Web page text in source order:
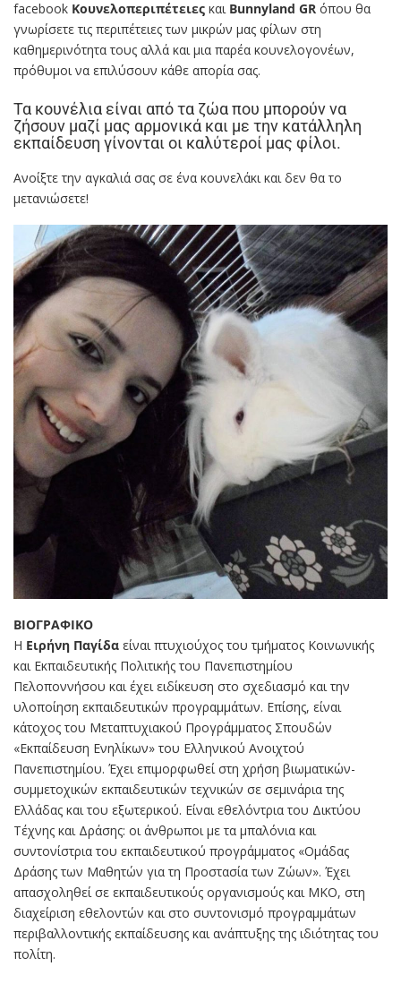
facebook Κουνελοπεριπέτειες και Βunnyland GR όπου θα
γνωρίσετε τις περιπέτειες των μικρών μας φίλων στη
καθημερινότητα τους αλλά και μια παρέα κουνελογονέων,
πρόθυμοι να επιλύσουν κάθε απορία σας.
Τα κουνέλια είναι από τα ζώα που μπορούν να
ζήσουν μαζί μας αρμονικά και με την κατάλληλη
εκπαίδευση γίνονται οι καλύτεροί μας φίλοι.
Ανοίξτε την αγκαλιά σας σε ένα κουνελάκι και δεν θα το
μετανιώσετε!
ΒΙΟΓΡΑΦΙΚΟ
Η Ειρήνη Παγίδα είναι πτυχιούχος του τμήματος Κοινωνικής
και Εκπαιδευτικής Πολιτικής του Πανεπιστημίου
Πελοποννήσου και έχει ειδίκευση στο σχεδιασμό και την
υλοποίηση εκπαιδευτικών προγραμμάτων. Επίσης, είναι
κάτοχος του Μεταπτυχιακού Προγράμματος Σπουδών
«Εκπαίδευση Ενηλίκων» του Ελληνικού Ανοιχτού
Πανεπιστημίου. Έχει επιμορφωθεί στη χρήση βιωματικών-
συμμετοχικών εκπαιδευτικών τεχνικών σε σεμινάρια της
Ελλάδας και του εξωτερικού. Είναι εθελόντρια του Δικτύου
Τέχνης και Δράσης: οι άνθρωποι με τα μπαλόνια και
συντονίστρια του εκπαιδευτικού προγράμματος «Ομάδας
Δράσης των Μαθητών για τη Προστασία των Ζώων». Έχει
απασχοληθεί σε εκπαιδευτικούς οργανισμούς και ΜΚΟ, στη
διαχείριση εθελοντών και στο συντονισμό προγραμμάτων
περιβαλλοντικής εκπαίδευσης και ανάπτυξης της ιδιότητας του
πολίτη.